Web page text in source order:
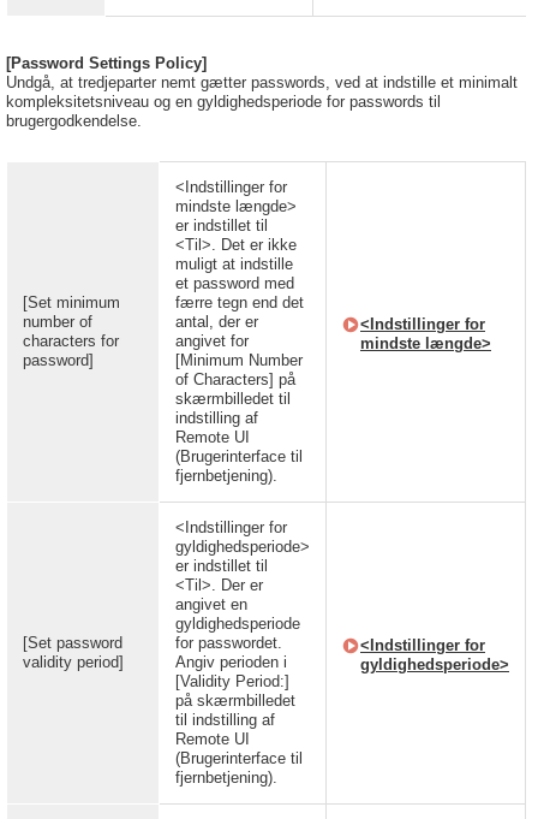
[Password Settings Policy]
Undgå, at tredjeparter nemt gætter passwords, ved at indstille et minimalt
kompleksitetsniveau og en gyldighedsperiode for passwords til
brugergodkendelse.
[Set minimum
number of
characters for
password]
<Indstillinger for
mindste længde>
er indstillet til
<Til>. Det er ikke
muligt at indstille
et password med
færre tegn end det
antal, der er
angivet for
[Minimum Number
of Characters] på
skærmbilledet til
indstilling af
Remote UI
(Brugerinterface til
fjernbetjening).
<Indstillinger for
mindste længde>
[Set password
validity period]
<Indstillinger for
gyldighedsperiode>
er indstillet til
<Til>. Der er
angivet en
gyldighedsperiode
for passwordet.
Angiv perioden i
[Validity Period:]
på skærmbilledet
til indstilling af
Remote UI
(Brugerinterface til
fjernbetjening).
<Indstillinger for
gyldighedsperiode>